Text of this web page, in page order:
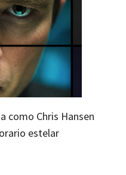
como Chris Hansen
estelar